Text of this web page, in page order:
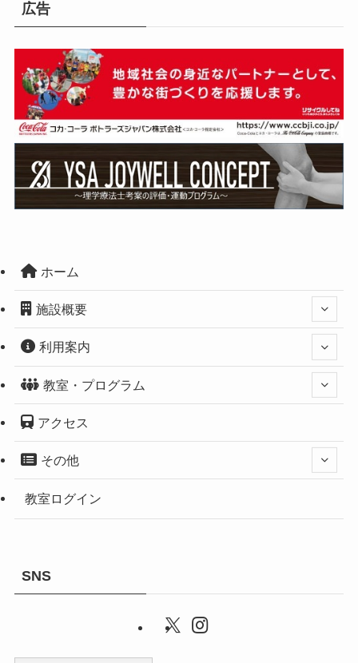
広告
ホーム
施設概要
利用案内
教室・プログラム
アクセス
その他
教室ログイン
SNS